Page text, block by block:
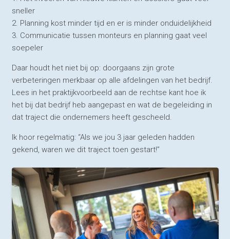
sneller
2. Planning kost minder tijd en er is minder onduidelijkheid
3. Communicatie tussen monteurs en planning gaat veel
soepeler
Daar houdt het niet bij op: doorgaans zijn grote
verbeteringen merkbaar op alle afdelingen van het bedrijf.
Lees in het praktijkvoorbeeld aan de rechtse kant hoe ik
het bij dat bedrijf heb aangepast en wat de begeleiding in
dat traject die ondernemers heeft gescheeld.
Ik hoor regelmatig: “Als we jou 3 jaar geleden hadden
gekend, waren we dit traject toen gestart!”